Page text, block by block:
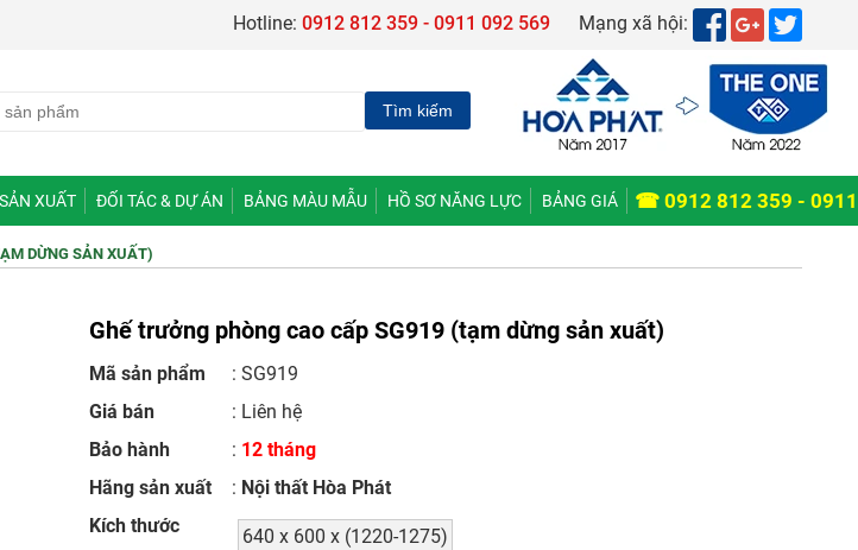
Hotline: 0912 812 359 - 0911 092 569 Mạng xã hội:
XUẤT ĐỐI TÁC & DỰ ÁN BẢNG MÀU MẪU HỒ SƠ NĂNG LỰC BẢNG GIÁ ☎ 0912 812 359 -
DỪNG SẢN XUẤT)
Ghế trưởng phòng cao cấp SG919 (tạm dừng sản xuất)
Mã sản phẩm
: SG919
Giá bán
: Liên hệ
Bảo hành
: 12 tháng
Hãng sản xuất
: Nội thất Hòa Phát
Kích thước
640 x 600 x (1220-1275)